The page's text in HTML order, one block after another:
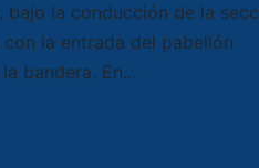
bajo la conducción de la
la entrada del pabellón
bandera. En…